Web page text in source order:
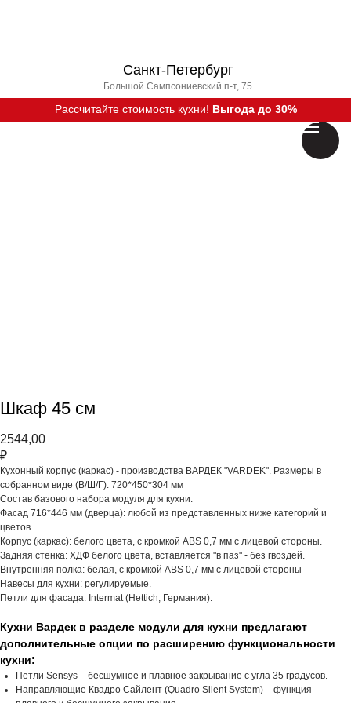
Санкт-Петербург
Большой Сампсониевский п-т, 75
Рассчитайте стоимость кухни! Выгода до 30%
Шкаф 45 см
2544,00
₽
Кухонный корпус (каркас) - производства ВАРДЕК "VARDEK". Размеры в
собранном виде (В/Ш/Г): 720*450*304 мм
Состав базового набора модуля для кухни:
Фасад 716*446 мм (дверца): любой из представленных ниже категорий и
цветов.
Корпус (каркас): белого цвета, с кромкой АВS 0,7 мм с лицевой стороны.
Задняя стенка: ХДФ белого цвета, вставляется "в паз" - без гвоздей.
Внутренняя полка: белая, с кромкой АВS 0,7 мм с лицевой стороны
Навесы для кухни: регулируемые.
Петли для фасада: Intermat (Hettich, Германия).
Кухни Вардек в разделе модули для кухни предлагают
дополнительные опции по расширению функциональности
кухни:
Петли Sensys – бесшумное и плавное закрывание с угла 35 градусов.
Направляющие Квадро Сайлент (Quadro Silent System) – функция